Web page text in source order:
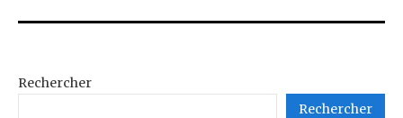
Rechercher
Rechercher